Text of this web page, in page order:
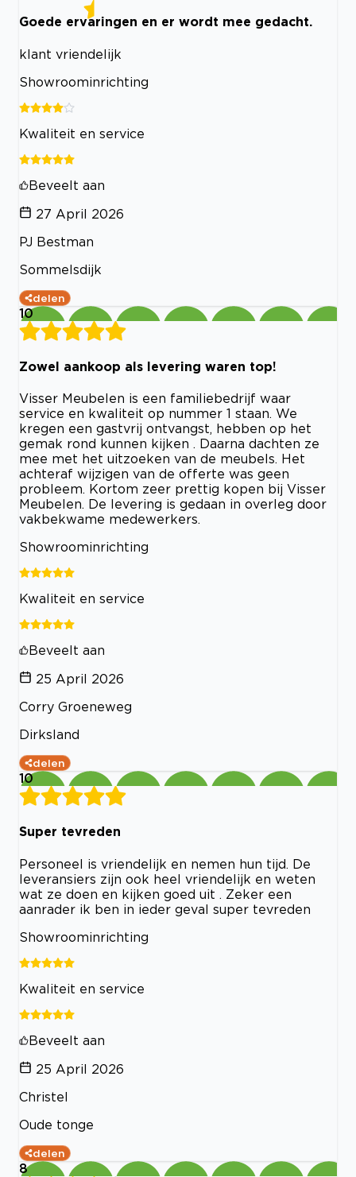
Goede ervaringen en er wordt mee gedacht.
klant vriendelijk
Showroominrichting
Kwaliteit en service
Beveelt aan
27 April 2026
PJ Bestman
Sommelsdijk
delen
10
Zowel aankoop als levering waren top!
Visser Meubelen is een familiebedrijf waar
service en kwaliteit op nummer 1 staan. We
kregen een gastvrij ontvangst, hebben op het
gemak rond kunnen kijken . Daarna dachten ze
mee met het uitzoeken van de meubels. Het
achteraf wijzigen van de offerte was geen
probleem. Kortom zeer prettig kopen bij Visser
Meubelen. De levering is gedaan in overleg door
vakbekwame medewerkers.
Showroominrichting
Kwaliteit en service
Beveelt aan
25 April 2026
Corry Groeneweg
Dirksland
delen
10
Super tevreden
Personeel is vriendelijk en nemen hun tijd. De
leveransiers zijn ook heel vriendelijk en weten
wat ze doen en kijken goed uit . Zeker een
aanrader ik ben in ieder geval super tevreden
Showroominrichting
Kwaliteit en service
Beveelt aan
25 April 2026
Christel
Oude tonge
delen
8